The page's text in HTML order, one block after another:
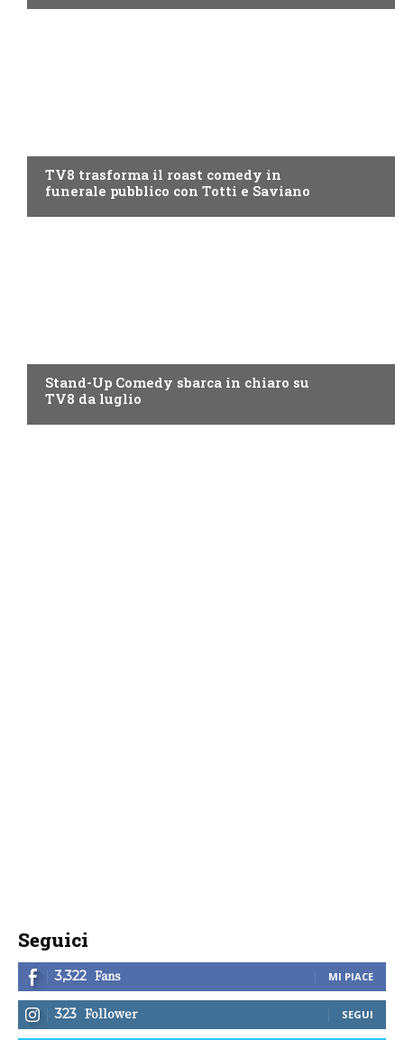
TV8 trasforma il roast comedy in
funerale pubblico con Totti e Saviano
Stand-Up Comedy sbarca in chiaro su
TV8 da luglio
Seguici
3,322 Fans MI PIACE
323 Follower SEGUI